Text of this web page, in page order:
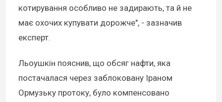
котирування особливо не задирають, та й не
має охочих купувати дорожче", - зазначив
експерт.
Льоушкін пояснив, що обсяг нафти, яка
постачалася через заблоковану Іраном
Ормузьку протоку, було компенсовано